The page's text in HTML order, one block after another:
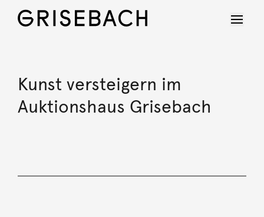
Kunst versteigern im
Auktionshaus Grisebach